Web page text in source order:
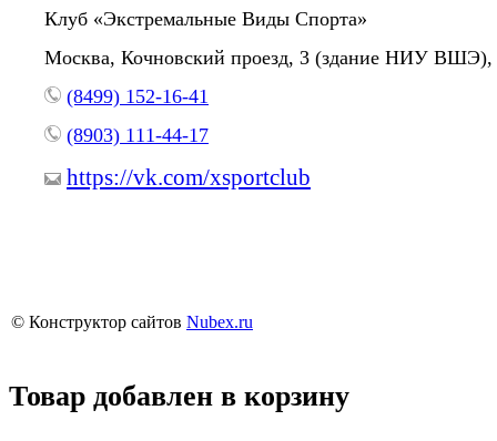
Клуб «Экстремальные Виды Спорта»
Москва, Кочновский проезд, 3 (здание НИУ ВШЭ),
(8499) 152-16-41
(8903) 111-44-17
https://vk.com/xsportclub
© Конструктор сайтов Nubex.ru
Товар добавлен в корзину